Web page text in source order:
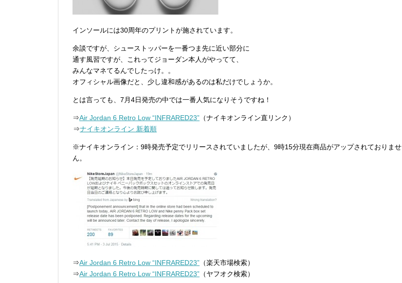
インソールには30周年のプリントが施されています。
余談ですが、シューストッパーを一番つま先に近い部分に
通す風習ですが、これってジョーダン本人がやってて、
みんなマネてるんでしたっけ。。
オフィシャル画像だと、少し違和感があるのは私だけでしょうか。
とは言っても、7月4日発売の中では一番人気になりそうですね！
⇒Air Jordan 6 Retro Low “INFRARED23” （ナイキオンライン直リンク）
⇒ナイキオンライン 新着順
※ナイキオンライン：9時発売予定でリリースされていましたが、9時15分現在商品がアップされておりませ
ん。
⇒Air Jordan 6 Retro Low “INFRARED23” （楽天市場検索）
⇒Air Jordan 6 Retro Low “INFRARED23” （ヤフオク検索）